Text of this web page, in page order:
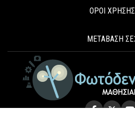
ΟΡΟΙ ΧΡΗΣΗΣ
ΜΕΤΑΒΑΣΗ ΣΕ